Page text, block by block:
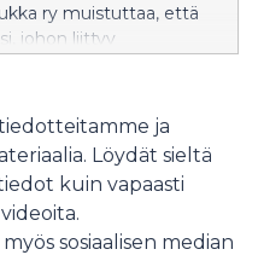
ry muistuttaa, että
johon liittyy
ja
Löydät sieltä
kuin vapaasti
sosiaalisen median